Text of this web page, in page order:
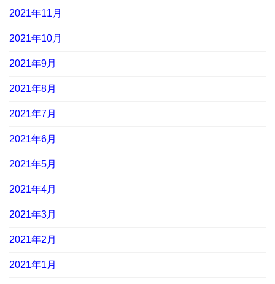
2021年11月
2021年10月
2021年9月
2021年8月
2021年7月
2021年6月
2021年5月
2021年4月
2021年3月
2021年2月
2021年1月